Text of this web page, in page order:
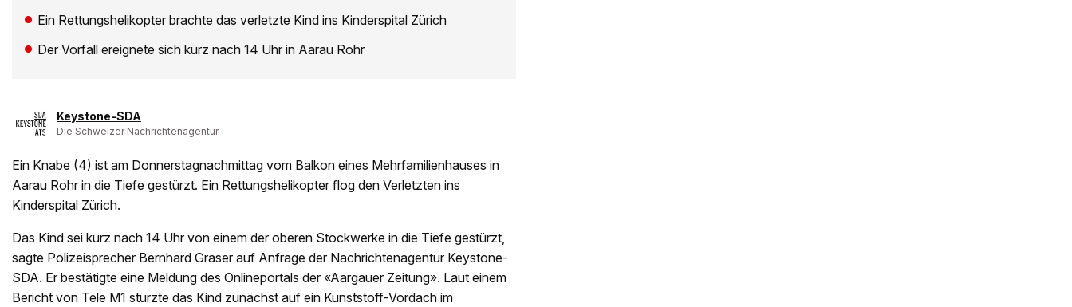
Ein Rettungshelikopter brachte das verletzte Kind ins Kinderspital Zürich
Der Vorfall ereignete sich kurz nach 14 Uhr in Aarau Rohr
Keystone-SDA
Die Schweizer Nachrichtenagentur
Ein Knabe (4) ist am Donnerstagnachmittag vom Balkon eines Mehrfamilienhauses in
Aarau Rohr in die Tiefe gestürzt. Ein Rettungshelikopter flog den Verletzten ins
Kinderspital Zürich.
Das Kind sei kurz nach 14 Uhr von einem der oberen Stockwerke in die Tiefe gestürzt,
sagte Polizeisprecher Bernhard Graser auf Anfrage der Nachrichtenagentur Keystone-
SDA. Er bestätigte eine Meldung des Onlineportals der «Aargauer Zeitung». Laut einem
Bericht von Tele M1 stürzte das Kind zunächst auf ein Kunststoff-Vordach im